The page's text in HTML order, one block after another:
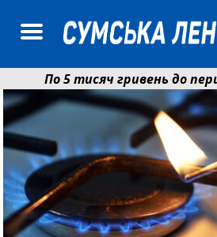
По 5 тисяч гривень до
Ніколаєнко: у Сумах